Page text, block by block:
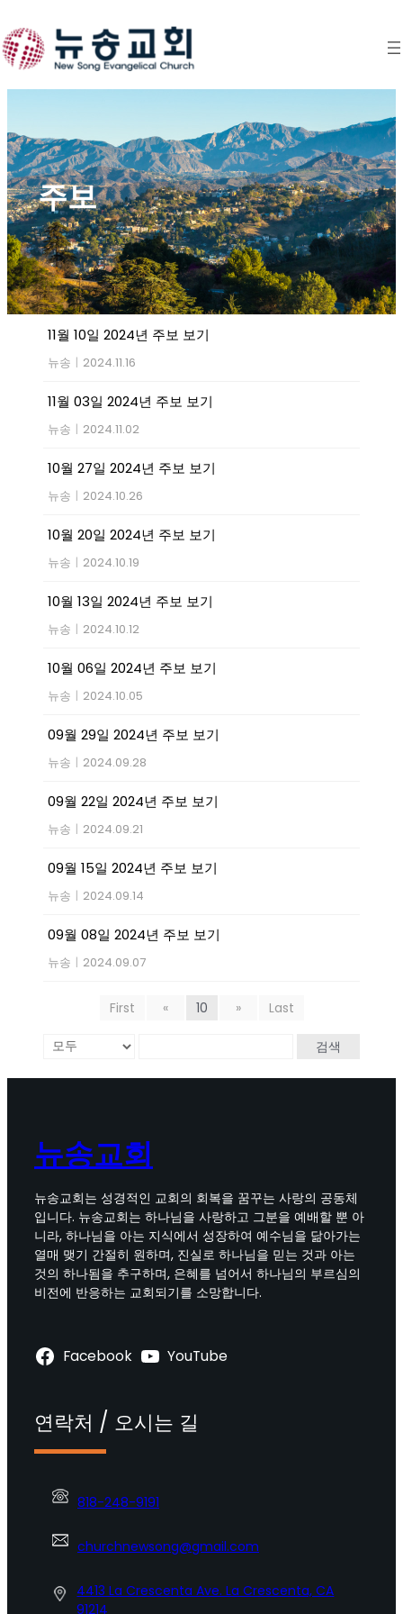
to
content
주보
11월 10일 2024년 주보 보기
뉴송 | 2024.11.16
11월 03일 2024년 주보 보기
뉴송 | 2024.11.02
10월 27일 2024년 주보 보기
뉴송 | 2024.10.26
10월 20일 2024년 주보 보기
뉴송 | 2024.10.19
10월 13일 2024년 주보 보기
뉴송 | 2024.10.12
10월 06일 2024년 주보 보기
뉴송 | 2024.10.05
09월 29일 2024년 주보 보기
뉴송 | 2024.09.28
09월 22일 2024년 주보 보기
뉴송 | 2024.09.21
09월 15일 2024년 주보 보기
뉴송 | 2024.09.14
09월 08일 2024년 주보 보기
뉴송 | 2024.09.07
First « 10 » Last
검색
뉴송교회
뉴송교회는 성경적인 교회의 회복을 꿈꾸는 사랑의 공동체
입니다. 뉴송교회는 하나님을 사랑하고 그분을 예배할 뿐 아
니라, 하나님을 아는 지식에서 성장하여 예수님을 닮아가는
열매 맺기 간절히 원하며, 진실로 하나님을 믿는 것과 아는
것의 하나됨을 추구하며, 은혜를 넘어서 하나님의 부르심의
비전에 반응하는 교회되기를 소망합니다.
Facebook YouTube
연락처 / 오시는 길
818-248-9191
churchnewsong@gmail.com
4413 La Crescenta Ave. La Crescenta, CA
91214